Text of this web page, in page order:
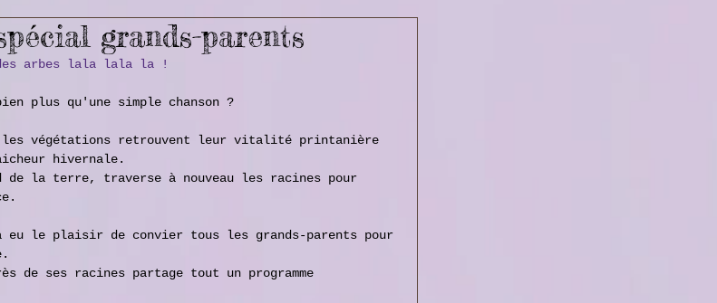
grands-parents
arbes lala lala la !
plus qu'une simple chanson ?
les végétations retrouvent leur vitalité printanière
hivernale.
de la terre, traverse à nouveau les racines pour
eu le plaisir de convier tous les grands-parents pour
de ses racines partage tout un programme